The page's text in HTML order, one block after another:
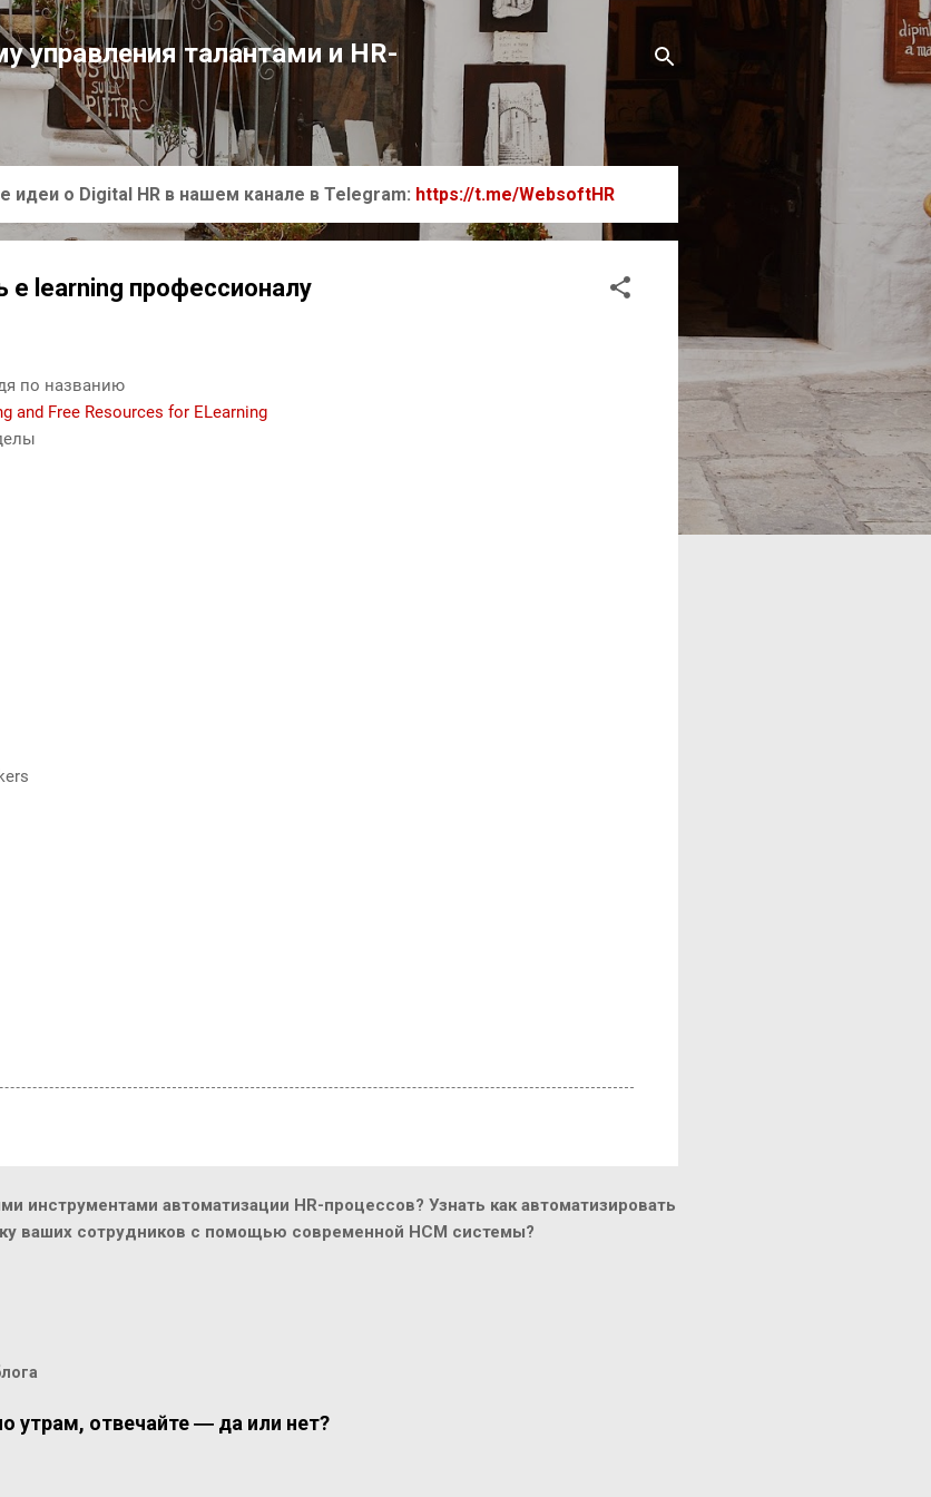
К основному контенту
управления талантами и HR-
идеи о Digital HR в нашем канале в Telegram: https://t.me/WebsoftHR
e learning профессионалу
по названию
and Free Resources for ELearning
инструментами автоматизации HR-процессов? Узнать как автоматизировать
ваших сотрудников с помощью современной HCM системы?
утрам, отвечайте ― да или нет?